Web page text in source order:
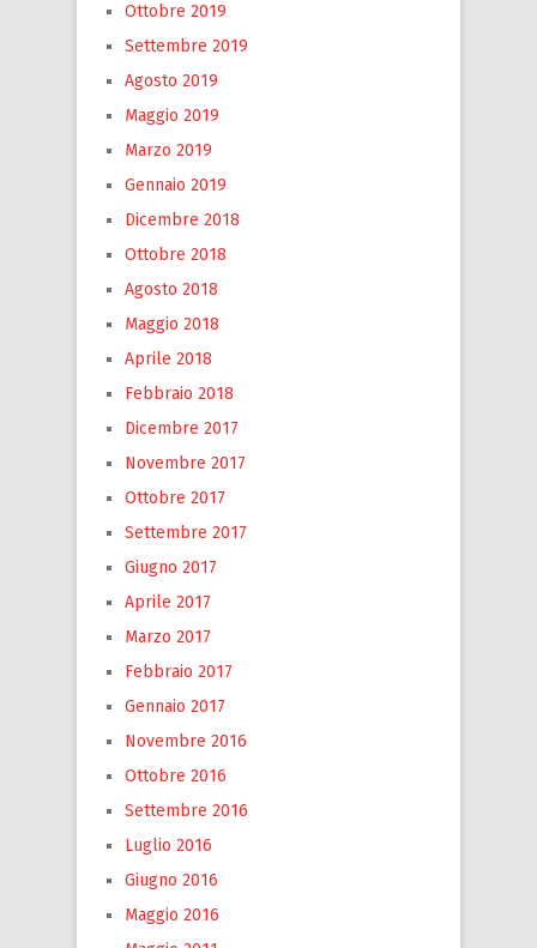
Ottobre 2019
Settembre 2019
Agosto 2019
Maggio 2019
Marzo 2019
Gennaio 2019
Dicembre 2018
Ottobre 2018
Agosto 2018
Maggio 2018
Aprile 2018
Febbraio 2018
Dicembre 2017
Novembre 2017
Ottobre 2017
Settembre 2017
Giugno 2017
Aprile 2017
Marzo 2017
Febbraio 2017
Gennaio 2017
Novembre 2016
Ottobre 2016
Settembre 2016
Luglio 2016
Giugno 2016
Maggio 2016